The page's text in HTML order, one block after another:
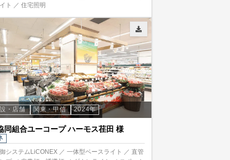
ト ／ 住宅照明
・店舗 関東・甲信 2024年
同組合ユーコープ ハーモス荏田 様
システムLiCONEX ／ 一体型ベースライト ／ 直管